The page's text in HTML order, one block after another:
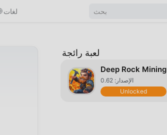
لغات
لعبة رائجة
Deep Rock Mining
الإصدار: 0.62
Unlocked